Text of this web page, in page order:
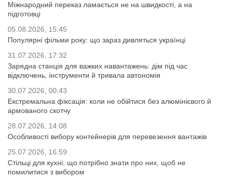
Міжнародний переказ ламається не на швидкості, а на
підготовці
05.08.2026, 15:45
Популярні фільми року: що зараз дивляться українці
31.07.2026, 17:32
Зарядна станція для важких навантажень: дім під час
відключень, інструменти й тривала автономія
30.07.2026, 00:43
Екстремальна фіксація: коли не обійтися без алюмінієвого й
армованого скотчу
28.07.2026, 14:08
Особливості вибору контейнерів для перевезення вантажів
25.07.2026, 16:59
Стільці для кухні: що потрібно знати про них, щоб не
помилитися з вибором